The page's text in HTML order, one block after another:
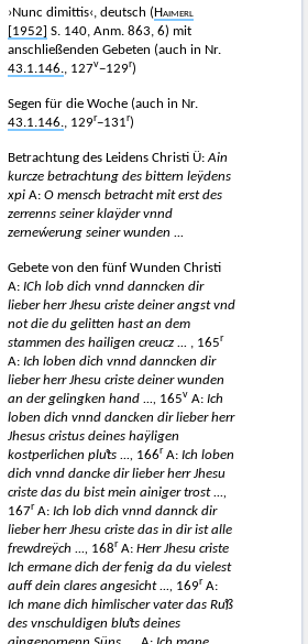
›Nunc dimittis‹, deutsch ( Haimerl
[1952]
S. 140, Anm. 863, 6) mit
anschließenden Gebeten (auch in Nr.
43.1.146., 127v−129r)
Segen für die Woche (auch in Nr.
43.1.146., 129r−131r)
Betrachtung des Leidens Christi Ü:Ain
kurcze betrachtung des bittern leÿdens
xpi A: O mensch betracht mit erst des
zerrenns seiner klaÿder vnnd
zerneẃerung seiner wunden ...
Gebete von den fünf Wunden Christi
A: ICh lob dich vnnd danncken dir
lieber herr Jhesu criste deiner angst vnd
not die du gelitten hast an dem
stammen des hailigen creucz ... , 165r
A: Ich loben dich vnnd danncken dir
lieber herr Jhesu criste deiner wunden
an der gelingken hand ..., 165v A: Ich
loben dich vnnd dancken dir lieber herr
Jhesus cristus deines haÿligen
kostperlichen pluͦts ..., 166r A: Ich loben
dich vnnd dancke dir lieber herr Jhesu
criste das du bist mein ainiger trost ...,
167r A: Ich lob dich vnnd dannck dir
lieber herr Jhesu criste das in dir ist alle
frewdreÿch ..., 168r A: Herr Jhesu criste
Ich ermane dich der fenig da du vielest
auff dein clares angesicht ..., 169r A:
Ich mane dich himlischer vater das Ruͦß
des vnschuldigen bluͦts deines